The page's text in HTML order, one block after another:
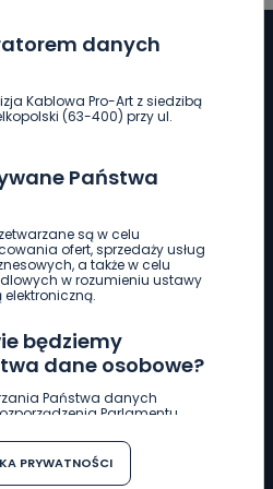
danych
Kablowa Pro-Art z siedzibą
(63-400) przy ul.
Państwa
są w celu
ofert, sprzedaży usług
a także w celu
w rozumieniu ustawy
będziemy
dane osobowe?
Państwa danych
Parlamentu
w związku z
w sprawie
danych oraz uchylenia
PRYWATNOŚCI